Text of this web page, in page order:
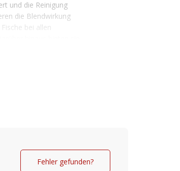
und die Reinigung
die Blendwirkung
bei allen
Rückseite der Gläser
Fehler gefunden?